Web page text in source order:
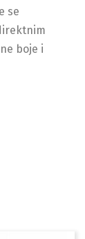
se
boje i